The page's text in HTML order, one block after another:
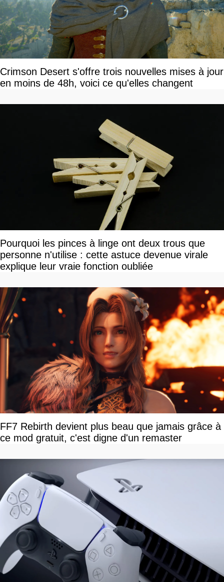
Crimson Desert s'offre trois nouvelles mises à jour
en moins de 48h, voici ce qu'elles changent
Pourquoi les pinces à linge ont deux trous que
personne n'utilise : cette astuce devenue virale
explique leur vraie fonction oubliée
FF7 Rebirth devient plus beau que jamais grâce à
ce mod gratuit, c'est digne d'un remaster